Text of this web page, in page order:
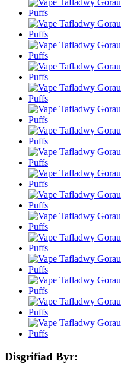
Disgrifiad Byr: